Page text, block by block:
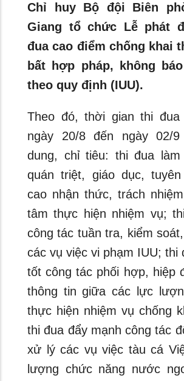
Chỉ huy Bộ đội Biên
Giang tổ chức Lễ phát
đua cao điểm chống khai
bất hợp pháp, không
theo quy định (IUU).
Theo đó, thời gian thi
ngày 20/8 đến ngày 02/
dung, chỉ tiêu: thi đua
quán triệt, giáo dục,
cao nhận thức, trách
tâm thực hiện nhiệm vụ;
công tác tuần tra, kiểm
các vụ việc vi phạm IUU; thi
tốt công tác phối hợp, hiệp
thông tin giữa các lực
thực hiện nhiệm vụ chống
thi đua đẩy mạnh công tác
xử lý các vụ việc tàu cá
lượng chức năng nước